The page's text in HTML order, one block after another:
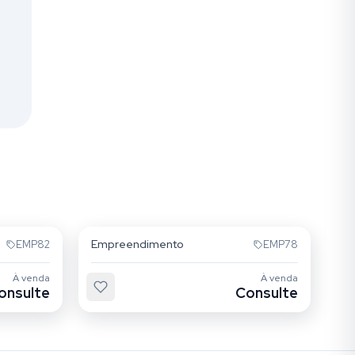
EMP82
À venda
Empreendimento EMP78
À venda
Consulte